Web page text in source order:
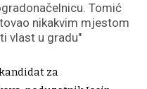
Tomić
nikakvim mjestom
vlast u gradu"
za